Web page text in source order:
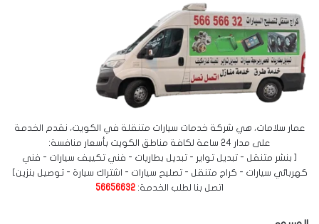
عمار سلامات، هي شركة خدمات سيارات متنقلة في الكويت، نقدم الخدمة
على مدار 24 ساعة لكافة مناطق الكويت بأسعار منافسة:
[ بنشر متنقل - تبديل تواير - تبديل بطاريات - فني تكييف سيارات - فني
كهربائي سيارات - كراج متنقل - تصليح سيارات - اشتراك سيارة - توصيل بنزين]
اتصل بنا لطلب الخدمة: 56656632